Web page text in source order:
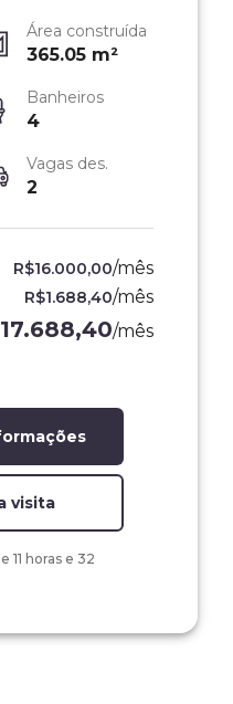
Área construída
365.05 m²
Banheiros
4
Vagas des.
2
R$16.000,00/mês
R$1.688,40/mês
/mês
visita
11 horas e 32